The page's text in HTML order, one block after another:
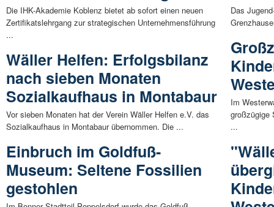
Die IHK-Akademie Koblenz bietet ab sofort einen neuen
Zertifikatslehrgang zur strategischen Unternehmensführung
...
Wäller Helfen: Erfolgsbilanz
nach sieben Monaten
Sozialkaufhaus in Montabaur
Vor sieben Monaten hat der Verein Wäller Helfen e.V. das
Sozialkaufhaus in Montabaur übernommen. Die ...
Einbruch im Goldfuß-
Museum: Seltene Fossilien
gestohlen
Das
Im
großzügige
...